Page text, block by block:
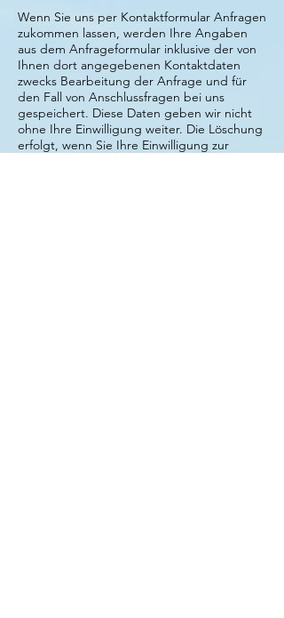
Wenn Sie uns per Kontaktformular Anfragen
zukommen lassen, werden Ihre Angaben
aus dem Anfrageformular inklusive der von
Ihnen dort angegebenen Kontaktdaten
zwecks Bearbeitung der Anfrage und für
den Fall von Anschlussfragen bei uns
gespeichert. Diese Daten geben wir nicht
ohne Ihre Einwilligung weiter. Die Löschung
erfolgt, wenn Sie Ihre Einwilligung zur